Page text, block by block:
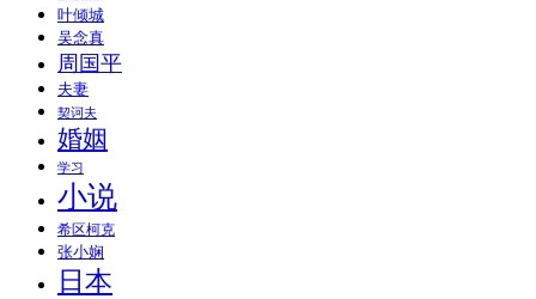
叶倾城
吴念真
周国平
夫妻
契诃夫
婚姻
学习
小说
希区柯克
张小娴
日本